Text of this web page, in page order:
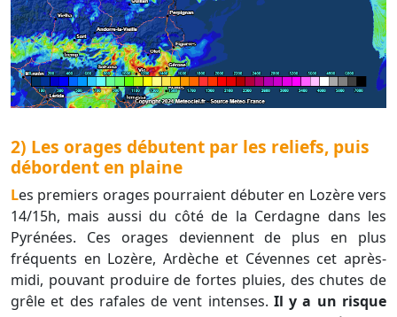
2) Les orages débutent par les reliefs, puis
débordent en plaine
Les premiers orages pourraient débuter en Lozère vers
14/15h, mais aussi du côté de la Cerdagne dans les
Pyrénées. Ces orages deviennent de plus en plus
fréquents en Lozère, Ardèche et Cévennes cet après-
midi, pouvant produire de fortes pluies, des chutes de
grêle et des rafales de vent intenses. Il y a un risque